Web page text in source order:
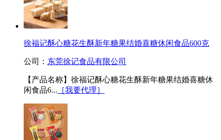
徐福记酥心糖花生酥新年糖果结婚喜糖休闲食品600克
公司： 东莞徐记食品有限公司
【产品名称】徐福记酥心糖花生酥新年糖果结婚喜糖休
闲食品6... ［我要代理］